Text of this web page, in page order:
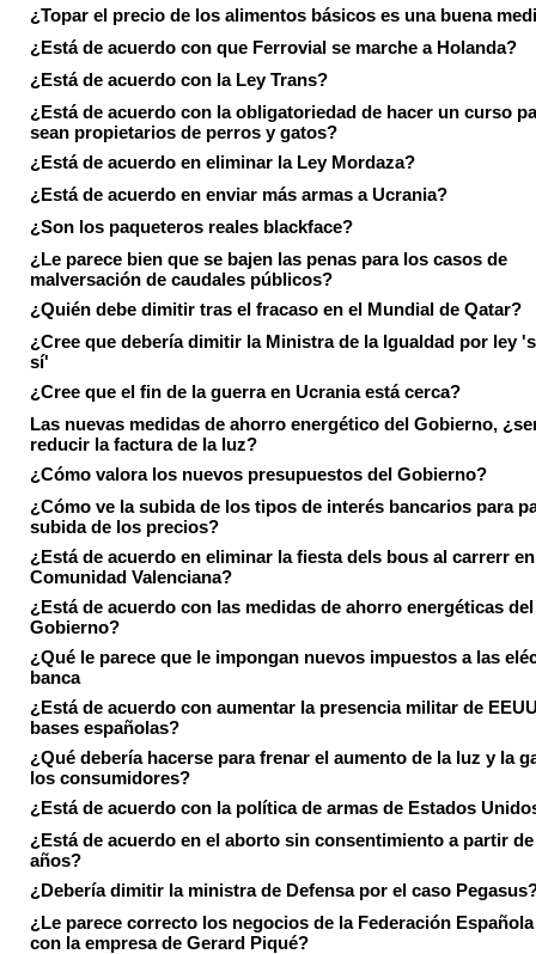
¿Topar el precio de los alimentos básicos es una buena
¿Está de acuerdo con que Ferrovial se marche a Holanda?
¿Está de acuerdo con la Ley Trans?
¿Está de acuerdo con la obligatoriedad de hacer un curso
sean propietarios de perros y gatos?
¿Está de acuerdo en eliminar la Ley Mordaza?
¿Está de acuerdo en enviar más armas a Ucrania?
¿Son los paqueteros reales blackface?
¿Le parece bien que se bajen las penas para los casos de
malversación de caudales públicos?
¿Quién debe dimitir tras el fracaso en el Mundial de Qatar?
¿Cree que debería dimitir la Ministra de la Igualdad por ley
sí'
¿Cree que el fin de la guerra en Ucrania está cerca?
Las nuevas medidas de ahorro energético del Gobierno,
reducir la factura de la luz?
¿Cómo valora los nuevos presupuestos del Gobierno?
¿Cómo ve la subida de los tipos de interés bancarios para
subida de los precios?
¿Está de acuerdo en eliminar la fiesta dels bous al carrerr
Comunidad Valenciana?
¿Está de acuerdo con las medidas de ahorro energéticas del
Gobierno?
¿Qué le parece que le impongan nuevos impuestos a las
banca
¿Está de acuerdo con aumentar la presencia militar de
bases españolas?
¿Qué debería hacerse para frenar el aumento de la luz y la
los consumidores?
¿Está de acuerdo con la política de armas de Estados
¿Está de acuerdo en el aborto sin consentimiento a partir
años?
¿Debería dimitir la ministra de Defensa por el caso
¿Le parece correcto los negocios de la Federación
con la empresa de Gerard Piqué?